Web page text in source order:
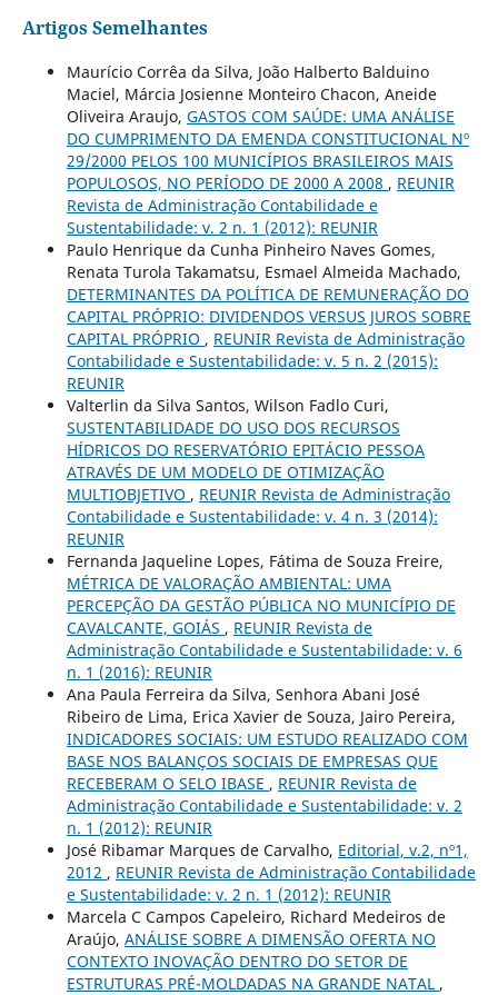
Artigos Semelhantes
Maurício Corrêa da Silva, João Halberto Balduino
Maciel, Márcia Josienne Monteiro Chacon, Aneide
Oliveira Araujo, GASTOS COM SAÚDE: UMA ANÁLISE
DO CUMPRIMENTO DA EMENDA CONSTITUCIONAL Nº
29/2000 PELOS 100 MUNICÍPIOS BRASILEIROS MAIS
POPULOSOS, NO PERÍODO DE 2000 A 2008 , REUNIR
Revista de Administração Contabilidade e
Sustentabilidade: v. 2 n. 1 (2012): REUNIR
Paulo Henrique da Cunha Pinheiro Naves Gomes,
Renata Turola Takamatsu, Esmael Almeida Machado,
DETERMINANTES DA POLÍTICA DE REMUNERAÇÃO DO
CAPITAL PRÓPRIO: DIVIDENDOS VERSUS JUROS SOBRE
CAPITAL PRÓPRIO , REUNIR Revista de Administração
Contabilidade e Sustentabilidade: v. 5 n. 2 (2015):
REUNIR
Valterlin da Silva Santos, Wilson Fadlo Curi,
SUSTENTABILIDADE DO USO DOS RECURSOS
HÍDRICOS DO RESERVATÓRIO EPITÁCIO PESSOA
ATRAVÉS DE UM MODELO DE OTIMIZAÇÃO
MULTIOBJETIVO , REUNIR Revista de Administração
Contabilidade e Sustentabilidade: v. 4 n. 3 (2014):
REUNIR
Fernanda Jaqueline Lopes, Fátima de Souza Freire,
MÉTRICA DE VALORAÇÃO AMBIENTAL: UMA
PERCEPÇÃO DA GESTÃO PÚBLICA NO MUNICÍPIO DE
CAVALCANTE, GOIÁS , REUNIR Revista de
Administração Contabilidade e Sustentabilidade: v. 6
n. 1 (2016): REUNIR
Ana Paula Ferreira da Silva, Senhora Abani José
Ribeiro de Lima, Erica Xavier de Souza, Jairo Pereira,
INDICADORES SOCIAIS: UM ESTUDO REALIZADO COM
BASE NOS BALANÇOS SOCIAIS DE EMPRESAS QUE
RECEBERAM O SELO IBASE , REUNIR Revista de
Administração Contabilidade e Sustentabilidade: v. 2
n. 1 (2012): REUNIR
José Ribamar Marques de Carvalho, Editorial, v.2, nº1,
2012 , REUNIR Revista de Administração Contabilidade
e Sustentabilidade: v. 2 n. 1 (2012): REUNIR
Marcela C Campos Capeleiro, Richard Medeiros de
Araújo, ANÁLISE SOBRE A DIMENSÃO OFERTA NO
CONTEXTO INOVAÇÃO DENTRO DO SETOR DE
ESTRUTURAS PRÉ-MOLDADAS NA GRANDE NATAL ,